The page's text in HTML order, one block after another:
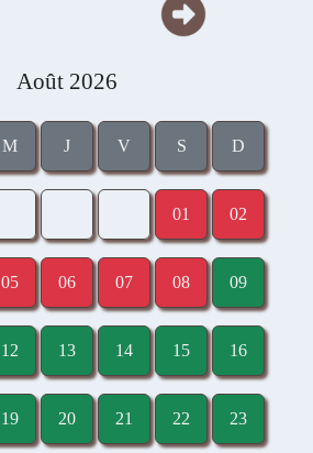
Août 2026
M J V S D
01 02
05 06 07 08 09
12 13 14 15 16
19 20 21 22 23